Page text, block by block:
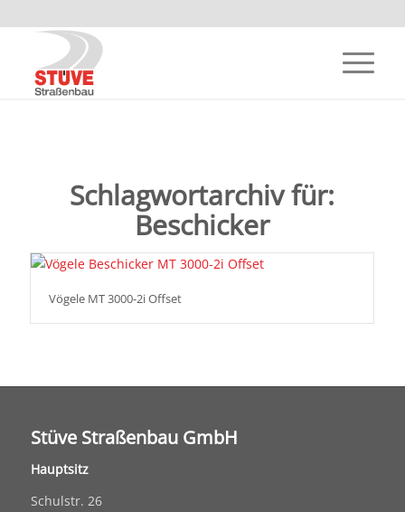
Schlagwortarchiv für:
Beschicker
Vögele MT 3000-2i Offset
Stüve Straßenbau GmbH
Hauptsitz
Schulstr. 26